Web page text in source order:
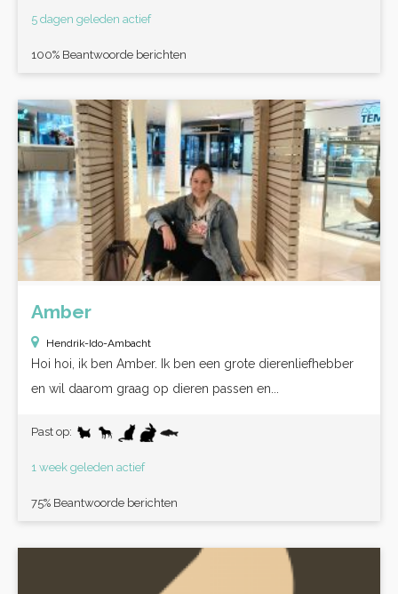
5 dagen geleden actief
100% Beantwoorde berichten
Amber
Hendrik-Ido-Ambacht
Hoi hoi, ik ben Amber. Ik ben een grote dierenliefhebber
en wil daarom graag op dieren passen en...
Past op:
1 week geleden actief
75% Beantwoorde berichten